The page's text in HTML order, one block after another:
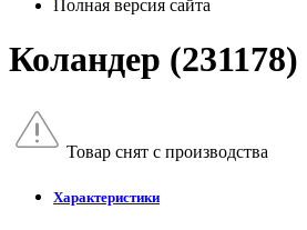
Полная версия сайта
Коландер (231178)
Товар снят с производства
Характеристики